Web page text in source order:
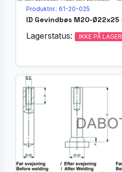
Produktnr.: 61-20-025
Lagerstatus: IKKE PÅ LAGER